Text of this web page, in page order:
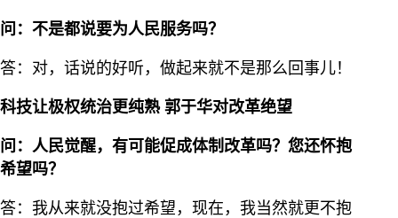
问：不是都说要为人民服务吗？
答：对，话说的好听，做起来就不是那么回事儿！
科技让极权统治更纯熟 郭于华对改革绝望
问：人民觉醒，有可能促成体制改革吗？您还怀抱
希望吗？
答：我从来就没抱过希望，现在，我当然就更不抱